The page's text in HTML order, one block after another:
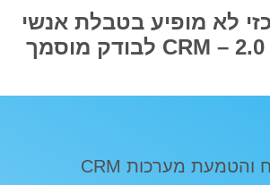
לא מופיע בטבלת אנשי
שיטה – פיתוח והטמעת מערכות CRM